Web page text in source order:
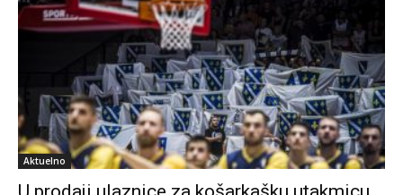
Aktuelno